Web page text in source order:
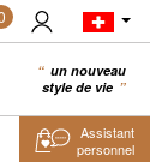
un nouveau
style de vie
AU PANIER
Assistant
personnel